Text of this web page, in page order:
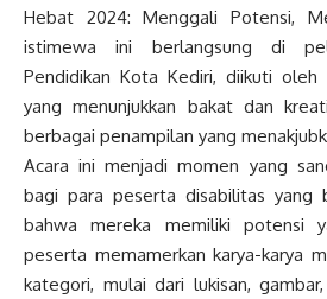
Hebat 2024: Menggali Potensi,
istimewa ini berlangsung di
Pendidikan Kota Kediri, diikuti
yang menunjukkan bakat dan
berbagai penampilan yang
Acara ini menjadi momen yang
bagi para peserta disabilitas yang
bahwa mereka memiliki potensi
peserta memamerkan karya-karya
kategori, mulai dari lukisan,